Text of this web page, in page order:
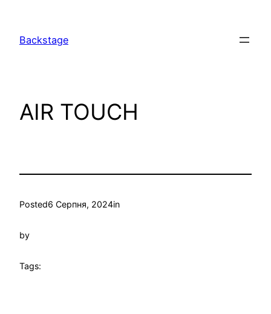
вмісту
Backstage
AIR TOUCH
Posted6 Серпня, 2024in
by
Tags: